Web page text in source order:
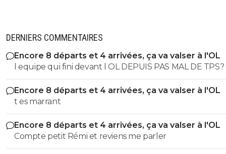
DERNIERS COMMENTAIRES
Encore 8 départs et 4 arrivées, ça va valser à l'OL
l equipe qui fini devant l OL DEPUIS PAS MAL DE TPS? lol. t
es tro malin toi
Encore 8 départs et 4 arrivées, ça va valser à l'OL
t es marrant
Encore 8 départs et 4 arrivées, ça va valser à l'OL
Compte petit Rémi et reviens me parler